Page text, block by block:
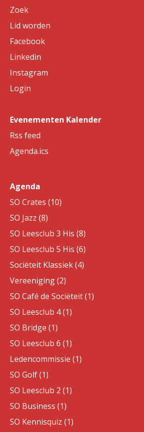
Zoek
Lid worden
Facebook
Linkedin
Instagram
Login
Evenementen Kalender
Rss feed
Agenda.ics
Agenda
SO Crates (10)
SO Jazz (8)
SO Leesclub 3 His (8)
SO Leesclub 5 His (6)
Sociëteit Klassiek (4)
Vereeniging (2)
SO Café de Sociëteit (1)
SO Leesclub 4 (1)
SO Bridge (1)
SO Leesclub 6 (1)
Ledencommissie (1)
SO Golf (1)
SO Leesclub 2 (1)
SO Business (1)
SO Kennisquiz (1)